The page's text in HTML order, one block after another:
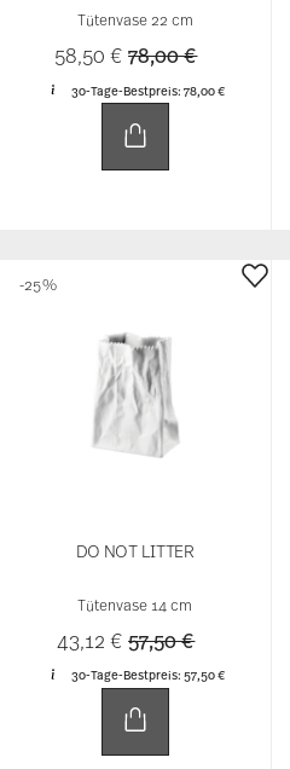
Tütenvase 22 cm
58,50 €Price reduced from
78,00 €to
30-Tage-Bestpreis: 78,00 €
DO NOT LITTER
Tütenvase 14 cm
43,12 €Price reduced from
57,50 €to
30-Tage-Bestpreis: 57,50 €
-25%